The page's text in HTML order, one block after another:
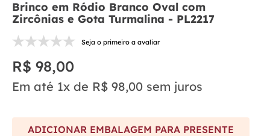
Brinco em Ródio Branco Oval com
Zircônias e Gota Turmalina - PL2217
Seja o primeiro a avaliar
R$ 98,00
Em até 1x de R$ 98,00 sem juros
ADICIONAR EMBALAGEM PARA PRESENTE